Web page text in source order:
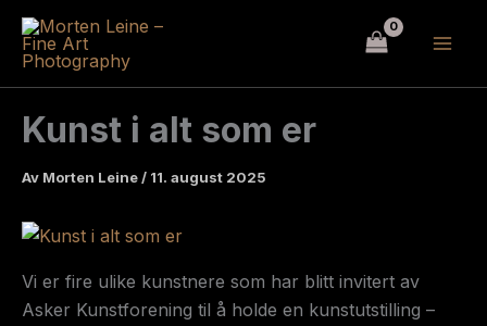
Hopp
rett
Kunst i alt som er
Av Morten Leine/ 11. august 2025
Vi er fire ulike kunstnere som har blitt invitert av
Asker Kunstforening til å holde en kunstutstilling –